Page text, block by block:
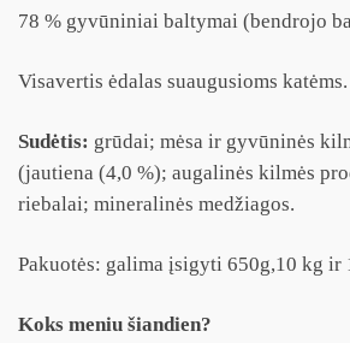
78 % gyvūniniai baltymai (bendrojo
Visavertis ėdalas suaugusioms katėms.
Sudėtis: grūdai; mėsa ir gyvūninės
(jautiena (4,0 %); augalinės kilmės
riebalai; mineralinės medžiagos.
Pakuotės: galima įsigyti 650g,10 kg ir
Koks meniu šiandien?